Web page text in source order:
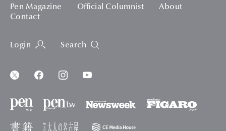
Pen Magazine Official Columnist
About
Contact
Login Search